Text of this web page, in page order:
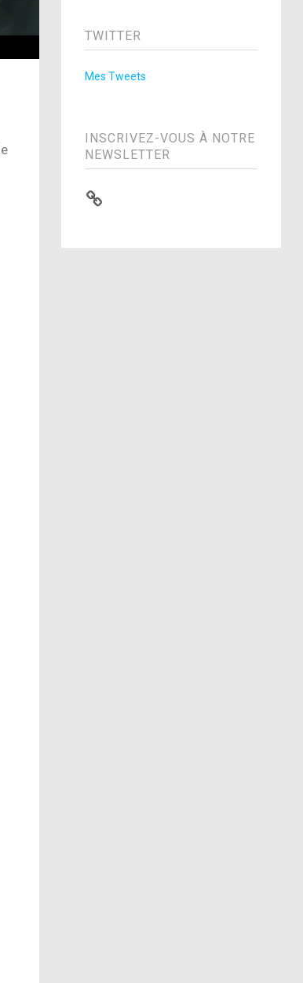
TWITTER
Mes Tweets
INSCRIVEZ-VOUS À NOTRE
NEWSLETTER